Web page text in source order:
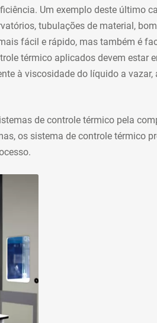
Um exemplo deste último
tubulações de material,
fácil e rápido, mas também é
térmico aplicados devem
à viscosidade do líquido a
de controle térmico pela
os sistema de controle